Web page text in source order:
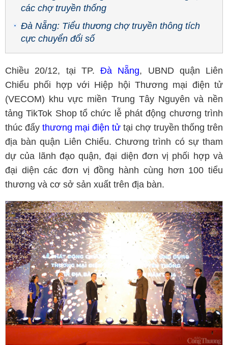
các chợ truyền thống
Đà Nẵng: Tiểu thương chợ truyền thông tích
cực chuyển đổi số
Chiều 20/12, tại TP. Đà Nẵng, UBND quận Liên
Chiểu phối hợp với Hiệp hội Thương mại điện tử
(VECOM) khu vực miền Trung Tây Nguyên và nền
tảng TikTok Shop tổ chức lễ phát động chương trình
thúc đẩy thương mại điện tử tại chợ truyền thống trên
địa bàn quận Liên Chiểu. Chương trình có sự tham
dự của lãnh đạo quận, đại diện đơn vị phối hợp và
đại diện các đơn vị đồng hành cùng hơn 100 tiểu
thương và cơ sở sản xuất trên địa bàn.